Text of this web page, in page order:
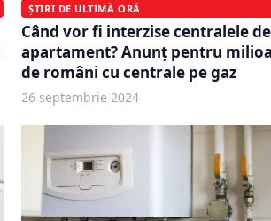
ȘTIRI DE ULTIMĂ ORĂ
Când vor fi interzise centralele de
apartament? Anunț pentru
de români cu centrale pe gaz
26 septembrie 2024